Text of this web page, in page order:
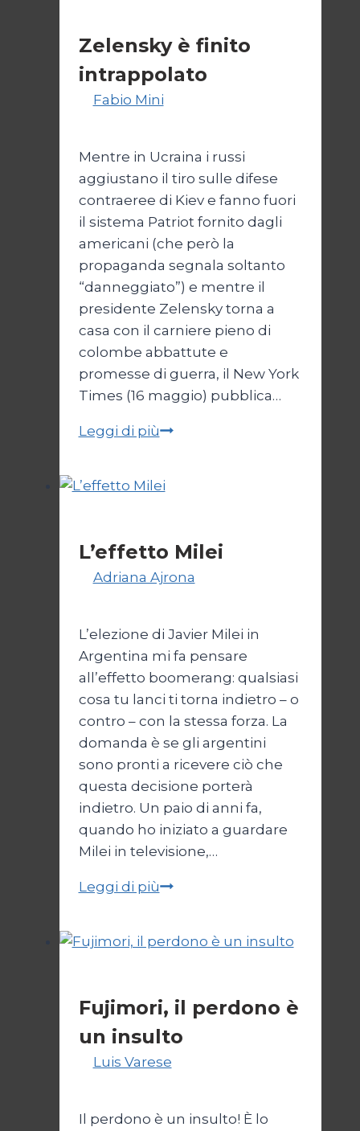
Zelensky è finito
intrappolato
Fabio Mini
Mentre in Ucraina i russi
aggiustano il tiro sulle difese
contraeree di Kiev e fanno fuori
il sistema Patriot fornito dagli
americani (che però la
propaganda segnala soltanto
“danneggiato”) e mentre il
presidente Zelensky torna a
casa con il carniere pieno di
colombe abbattute e
promesse di guerra, il New York
Times (16 maggio) pubblica…
Leggi di piùZelensky
intrappolato
L’effetto Milei
Adriana Ajrona
L’elezione di Javier Milei in
Argentina mi fa pensare
all’effetto boomerang: qualsiasi
cosa tu lanci ti torna indietro – o
contro – con la stessa forza. La
domanda è se gli argentini
sono pronti a ricevere ciò che
questa decisione porterà
indietro. Un paio di anni fa,
quando ho iniziato a guardare
Milei in televisione,…
Leggi di piùL’effetto
Fujimori, il perdono è
un insulto
Luis Varese
Il perdono è un insulto! È lo